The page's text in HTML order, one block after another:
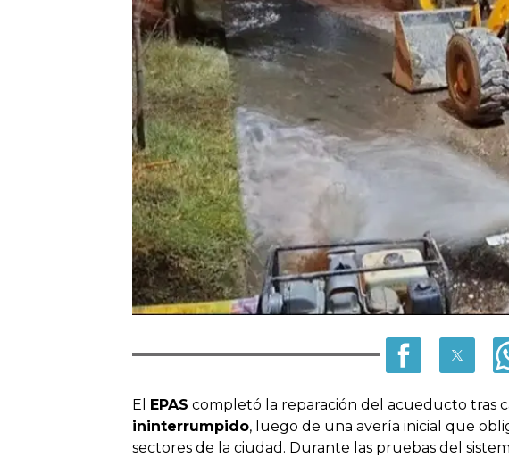
El EPAS completó la reparación del acueducto tras
ininterrumpido, luego de una avería inicial que
sectores de la ciudad. Durante las pruebas del